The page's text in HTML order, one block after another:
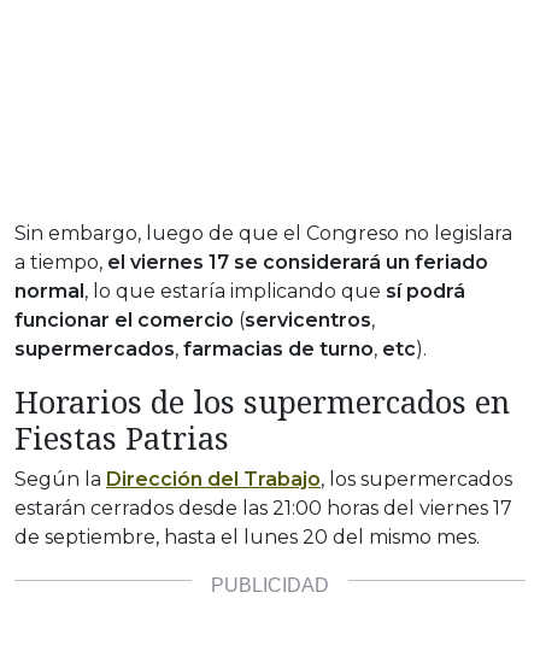
Sin embargo, luego de que el Congreso no legislara
a tiempo, el viernes 17 se considerará un feriado
normal , lo que estaría implicando que sí podrá
funcionar el comercio (servicentros,
supermercados, farmacias de turno, etc).
Horarios de los supermercados en
Fiestas Patrias
Según la Dirección del Trabajo, los supermercados
estarán cerrados desde las 21:00 horas del viernes 17
de septiembre, hasta el lunes 20 del mismo mes.